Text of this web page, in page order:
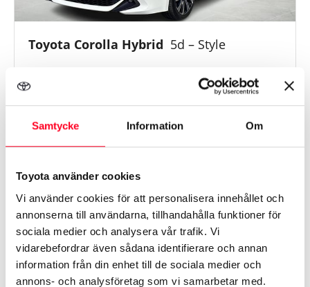
Samtycke Information Om
Toyota använder cookies
Vi använder cookies för att personalisera innehållet och
annonserna till användarna, tillhandahålla funktioner för
sociala medier och analysera vår trafik. Vi
vidarebefordrar även sådana identifierare och annan
information från din enhet till de sociala medier och
annons- och analysföretag som vi samarbetar med.
Toyota Corolla Hybrid 5d – Style
Mil
Växellåda
Automat
209 400 kr
Toyota Karlshamn